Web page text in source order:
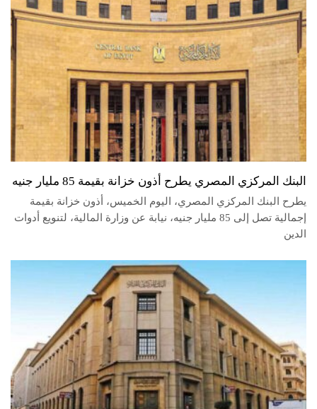
البنك المركزي المصري يطرح أذون خزانة بقيمة 85 مليار جنيه
يطرح البنك المركزي المصري، اليوم الخميس، أذون خزانة بقيمة
إجمالية تصل إلى 85 مليار جنيه، نيابة عن وزارة المالية، لتنويع أدوات
الدين